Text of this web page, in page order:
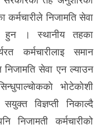
कर्मचारीले निजामति सेवा
हुन । स्थानीय तहका
कर्मचारीलाइ समान
सेवा एन ल्याउन
भाेटेकाेशी
विज्ञप्ती निकाल्दै
निजामती कर्मचारीको